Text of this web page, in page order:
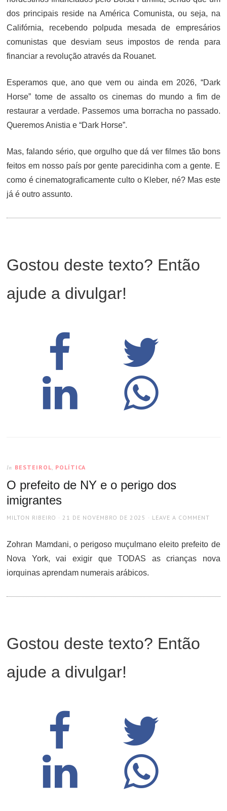
dos principais reside na América Comunista, ou seja, na
Califórnia, recebendo polpuda mesada de empresários
comunistas que desviam seus impostos de renda para
financiar a revolução através da Rouanet.
Esperamos que, ano que vem ou ainda em 2026, “Dark
Horse” tome de assalto os cinemas do mundo a fim de
restaurar a verdade. Passemos uma borracha no passado.
Queremos Anistia e “Dark Horse”.
Mas, falando sério, que orgulho que dá ver filmes tão bons
feitos em nosso país por gente parecidinha com a gente. E
como é cinematograficamente culto o Kleber, né? Mas este
já é outro assunto.
Gostou deste texto? Então
ajude a divulgar!
In BESTEIROL, POLÍTICA
O prefeito de NY e o perigo dos
imigrantes
AUTHOR
MILTON RIBEIRO
POSTED
21 DE NOVEMBRO DE 2025 LEAVE A COMMENT
Zohran Mamdani, o perigoso muçulmano eleito prefeito de
Nova York, vai exigir que TODAS as crianças nova
iorquinas aprendam numerais arábicos.
Gostou deste texto? Então
ajude a divulgar!